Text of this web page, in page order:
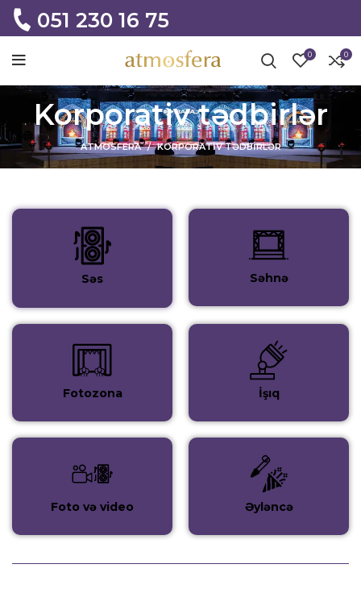
051 230 16 75
0 0
Korporativ tədbirlər
ATMOSFERA KORPORATIV TƏDBIRLƏR
Səs Səhnə
Fotozona İşıq
Foto və video Əyləncə